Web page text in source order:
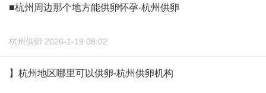
■杭州周边那个地方能供卵怀孕-杭州供卵
杭州供卵 2026-1-19 08:02
】杭州地区哪里可以供卵-杭州供卵机构